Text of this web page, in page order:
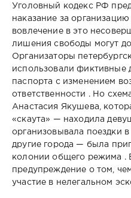
Уголовный кодекс РФ
наказание за
вовлечение в это
лишения свободы могут
Организаторы
использовали фиктивные
паспорта с изменением
ответственности . Но
Анастасия Якушева,
«скаута» — находила
организовывала поездки
другие города — была
колонии общего режима .
предупреждение о том,
участие в нелегальном